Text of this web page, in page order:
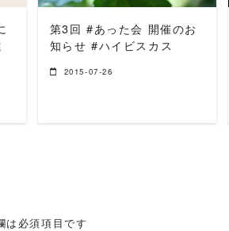
第3回 #あった会 開催のお
知らせ #ハイビスカス
2015-07-26
は必須項目です